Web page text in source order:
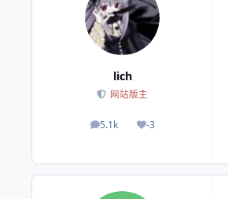
lich
网站版主
5.1k
帖子 -3
荣誉积分